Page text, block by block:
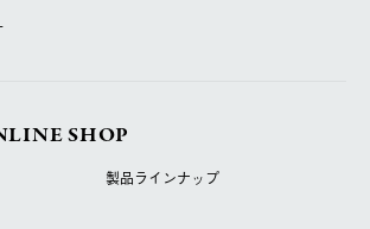
SHOP
製品ラインナップ